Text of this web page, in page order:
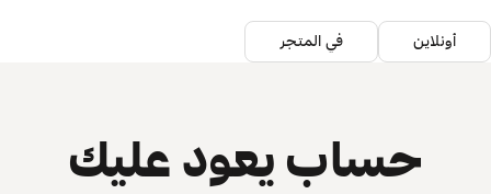
أونلاين في المتجر
حساب يعود عليك